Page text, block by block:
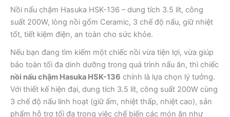
Nồi nấu chậm Hasuka HSK-136 – dung tích 3.5 lít, công
suất 200W, lòng nồi gốm Ceramic, 3 chế độ nấu, giữ nhiệt
tốt, tiết kiệm điện, an toàn cho sức khỏe.
Nếu bạn đang tìm kiếm một chiếc nồi vừa tiện lợi, vừa giúp
bảo toàn tối đa dinh dưỡng trong quá trình nấu ăn, thì chiếc
nồi nấu chậm Hasuka HSK-136 chính là lựa chọn lý tưởng.
Với thiết kế hiện đại, dung tích 3.5 lít, công suất 200W cùng
3 chế độ nấu linh hoạt (giữ ấm, nhiệt thấp, nhiệt cao), sản
phẩm hỗ trợ tối đa trong việc chế biến các món ăn như